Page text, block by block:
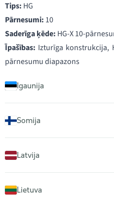
Tips: HG
Pārnesumi: 10
Saderīga ķēde: HG-X 10-
Īpašības: Izturīga konstrukcija,
pārnesumu diapazons
Igaunija
Somija
Latvija
Lietuva